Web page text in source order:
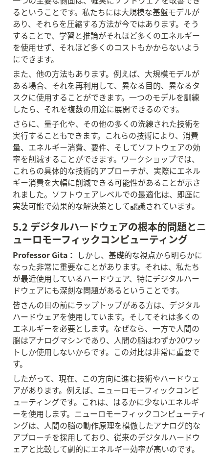
るということです。私たちには大規模な基盤モデルが
あり、それらを圧縮する方法が今ではあります。そう
することで、学習と推論がそれほど多くのエネルギー
を使用せず、それほど多くのコストもかからないよう
にできます。
また、他の方法もあります。例えば、大規模モデルが
ある場合、それを再利用して、異なる目的、異なるタ
スクに使用することができます。一つのモデルを訓練
したら、それを複数の用途に展開できるのです。
さらに、量子化や、その他の多くの洗練された技術を
実行することもできます。これらの技術により、消費
量、エネルギー消費、要件、そしてソフトウェアの効
率を削減することができます。ワークショップでは、
これらの具体的な技術的アプローチが、実際にエネル
ギー消費を大幅に削減できる可能性があることが示さ
れました。ソフトウェアレベルでの最適化は、即座に
実装可能で効果的な解決策として認識されています。
5.2 デジタルハードウェアの根本的問題とニ
ューロモーフィックコンピューティング
Professor Gita： しかし、基礎的な視点から明らかに
なった非常に重要なことがあります。それは、私たち
が最近使用しているハードウェア、特にデジタルハー
ドウェアにも深刻な問題があるということです。
皆さんの目の前にラップトップがある方は、デジタル
ハードウェアを使用しています。そしてそれは多くの
エネルギーを必要とします。なぜなら、一方で人間の
脳はアナログマシンであり、人間の脳はわずか20ワッ
トしか使用しないからです。この対比は非常に重要で
す。
したがって、現在、この方向に進む技術やハードウェ
アがあります。例えば、ニューロモーフィックコンピ
ューティングです。これは、はるかに少ないエネルギ
ーを使用します。ニューロモーフィックコンピューティ
ングは、人間の脳の動作原理を模倣したアナログ的な
アプローチを採用しており、従来のデジタルハードウ
ェアと比較して劇的にエネルギー効率が高いのです。